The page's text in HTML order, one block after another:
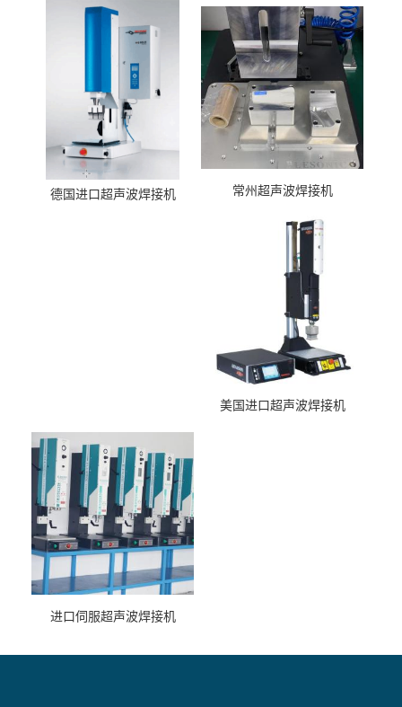
德国进口超声波焊接机 常州超声波焊接机
美国进口超声波焊接机
进口伺服超声波焊接机